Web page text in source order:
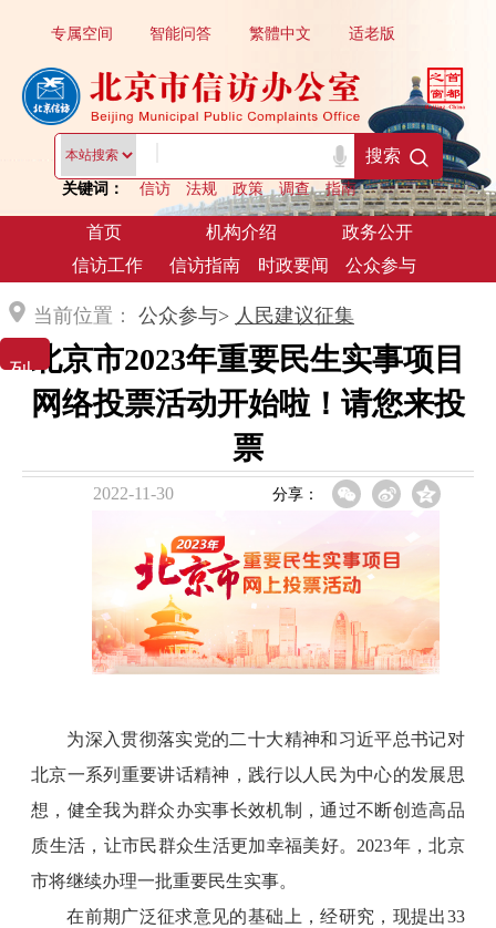
关键词： 信访 法规 政策 调查 指南
搜索
繁體中文
专属空间 适老版
智能问答
首页 机构介绍
政务公开
信访工作
信访指南 时政要闻 公众参与
当前位置： 公众参与> 人民建议征集
北京市2023年重要民生实事项目
网络投票活动开始啦！请您来投
票
2022-11-30 分享：
为深入贯彻落实党的二十大精神和习近平总书记对
北京一系列重要讲话精神，践行以人民为中心的发展思
想，健全我为群众办实事长效机制，通过不断创造高品
质生活，让市民群众生活更加幸福美好。2023年，北京
市将继续办理一批重要民生实事。
在前期广泛征求意见的基础上，经研究，现提出33